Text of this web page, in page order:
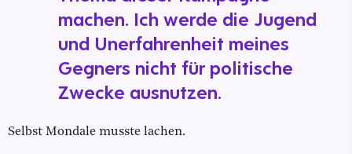
machen. Ich werde die Jugend
und Unerfahrenheit meines
Gegners nicht für politische
Zwecke ausnutzen.
Selbst Mondale musste lachen.